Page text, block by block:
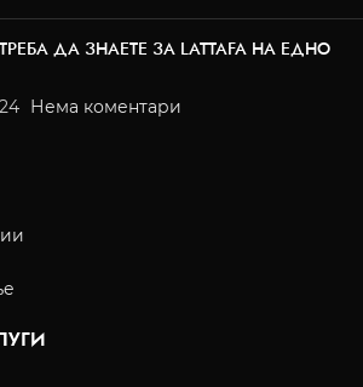
ДА ЗНАЕТЕ ЗА LATTAFA НА ЕДНО
Нема коментари